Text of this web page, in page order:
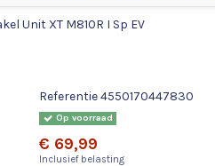
Unit XT M810R I Sp EV
Referentie4550170447830
Op voorraad
€ 69,99
Inclusief belasting